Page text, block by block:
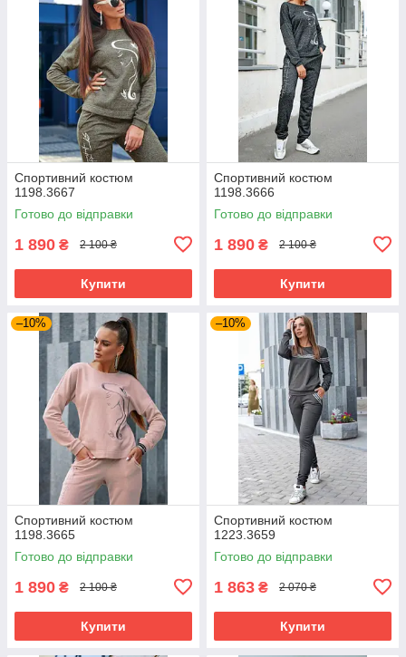
Спортивний костюм
1198.3667
Готово до відправки
1 890 ₴ 2 100 ₴
Купити
Спортивний костюм
1198.3666
Готово до відправки
1 890 ₴ 2 100 ₴
Купити
–10%
Спортивний костюм
1198.3665
Готово до відправки
1 890 ₴ 2 100 ₴
Купити
–10%
Спортивний костюм
1223.3659
Готово до відправки
1 863 ₴ 2 070 ₴
Купити